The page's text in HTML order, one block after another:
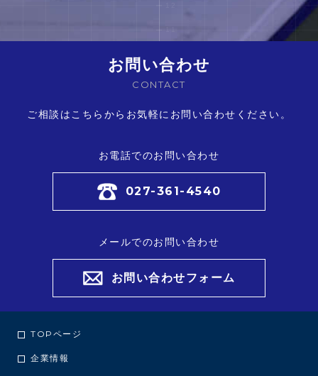
お問い合わせ
CONTACT
ご相談はこちらからお気軽にお問い合わせください。
お電話でのお問い合わせ
027-361-4540
メールでのお問い合わせ
お問い合わせフォーム
TOPページ
企業情報